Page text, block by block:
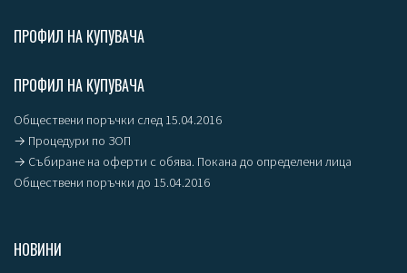
ПРОФИЛ НА КУПУВАЧА
ПРОФИЛ НА КУПУВАЧА
Обществени поръчки след 15.04.2016
→ Процедури по ЗОП
→ Събиране на оферти с обява. Покана до определени лица
Обществени поръчки до 15.04.2016
НОВИНИ